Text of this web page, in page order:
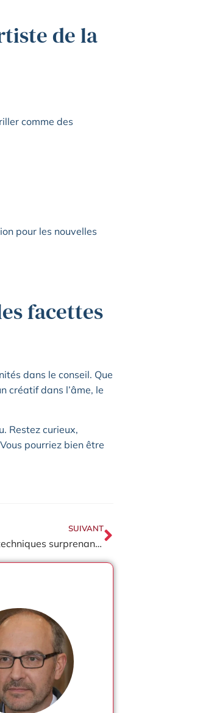
de la
comme des
pour les nouvelles
facettes
dans le conseil. Que
créatif dans l’âme, le
Restez curieux,
pourriez bien être
SUIVANT
Révélez votre potentiel: techniques surprenantes de développement personnel en entreprise